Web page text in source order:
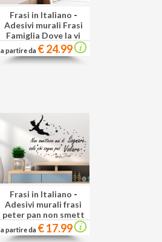
Frasi in Italiano -
Adesivi murali Frasi
Famiglia Dove la vi
a partire da € 24.99
Frasi in Italiano -
Adesivi murali frasi
peter pan non smett
a partire da € 17.99